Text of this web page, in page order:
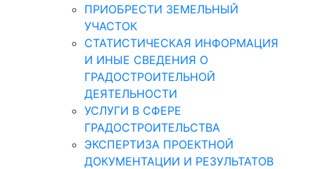
ПРИОБРЕСТИ ЗЕМЕЛЬНЫЙ
УЧАСТОК
СТАТИСТИЧЕСКАЯ ИНФОРМАЦИЯ
И ИНЫЕ СВЕДЕНИЯ О
ГРАДОСТРОИТЕЛЬНОЙ
ДЕЯТЕЛЬНОСТИ
УСЛУГИ В СФЕРЕ
ГРАДОСТРОИТЕЛЬСТВА
ЭКСПЕРТИЗА ПРОЕКТНОЙ
ДОКУМЕНТАЦИИ И РЕЗУЛЬТАТОВ